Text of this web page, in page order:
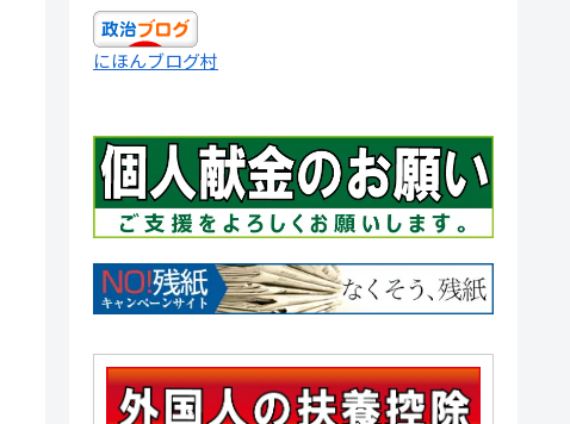
にほんブログ村